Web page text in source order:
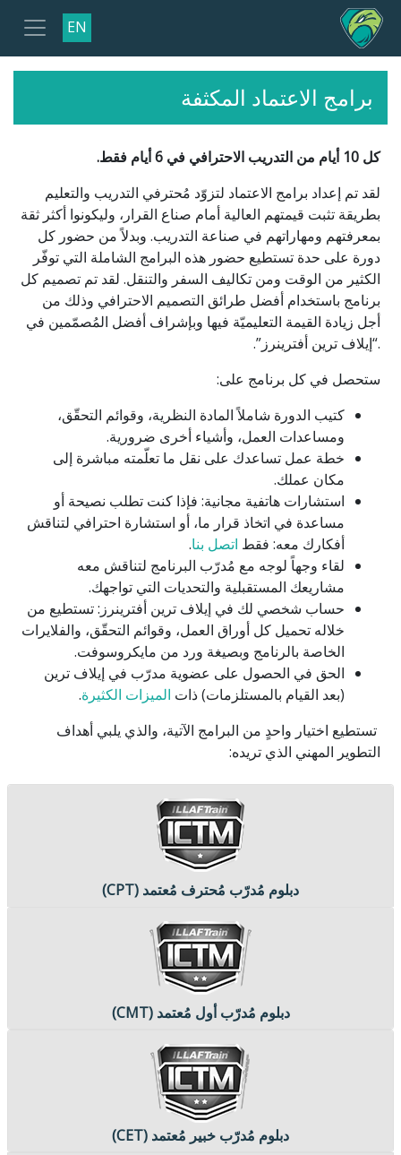
EN
برامج الاعتماد المكثفة
كل 10 أيام من التدريب الاحترافي في 6 أيام فقط.
لقد تم إعداد برامج الاعتماد لتزوّد مُحترفي التدريب والتعليم
بطريقة تثبت قيمتهم العالية أمام صناع القرار، وليكونوا أكثر ثقة
بمعرفتهم ومهاراتهم في صناعة التدريب. وبدلاً من حضور كل
دورة على حدة تستطيع حضور هذه البرامج الشاملة التي توفّر
الكثير من الوقت ومن تكاليف السفر والتنقل. لقد تم تصميم كل
برنامج باستخدام أفضل طرائق التصميم الاحترافي وذلك من
أجل زيادة القيمة التعليميّة فيها وبإشراف أفضل المُصمّمين في
.“إيلاف ترين أفترينرز”.
ستحصل في كل برنامج على:
كتيب الدورة شاملاً المادة النظرية، وقوائم التحقّق،
ومساعدات العمل، وأشياء أخرى ضرورية.
خطة عمل تساعدك على نقل ما تعلّمته مباشرة إلى
مكان عملك.
استشارات هاتفية مجانية: فإذا كنت تطلب نصيحة أو
مساعدة في اتخاذ قرار ما، أو استشارة احترافي لتناقش
أفكارك معه: فقط اتصل بنا.
لقاء وجهاً لوجه مع مُدرّب البرنامج لتناقش معه
مشاريعك المستقبلية والتحديات التي تواجهك.
حساب شخصي لك في إيلاف ترين أفترينرز: تستطيع من
خلاله تحميل كل أوراق العمل، وقوائم التحقّق، والفلايرات
الخاصة بالرنامج وبصيغة ورد من مايكروسوفت.
الحق في الحصول على عضوية مدرّب في إيلاف ترين
(بعد القيام بالمستلزمات) ذات الميزات الكثيرة.
تستطيع اختيار واحدٍ من البرامج الآتية، والذي يلبي أهداف
التطوير المهني الذي تريده:
دبلوم مُدرّب مُحترف مُعتمد (CPT)
دبلوم مُدرّب أول مُعتمد (CMT)
دبلوم مُدرّب خبير مُعتمد (CET)